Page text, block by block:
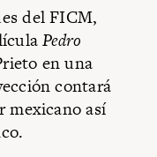
del FICM,
Pedro
en una
contará
mexicano así